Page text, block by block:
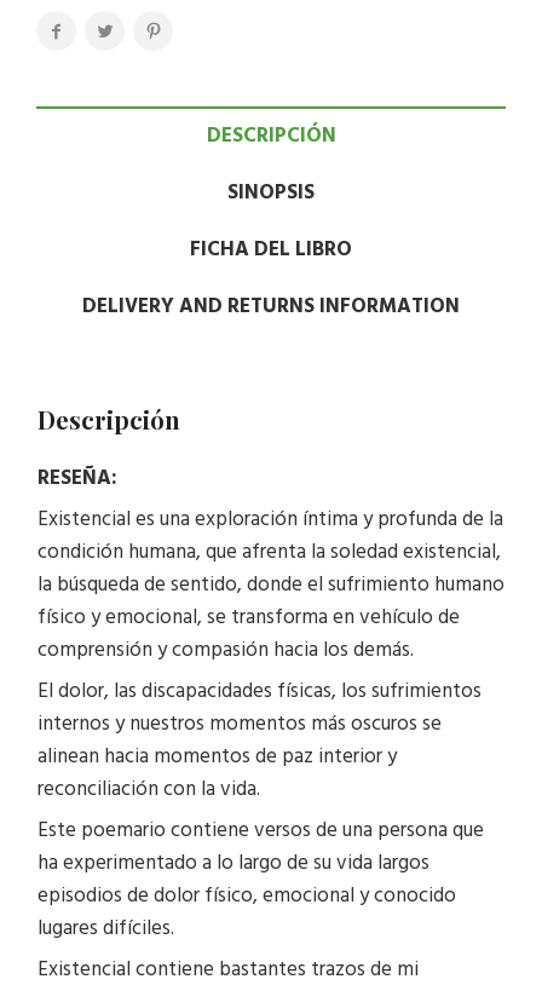
DESCRIPCIÓN
SINOPSIS
FICHA DEL LIBRO
DELIVERY AND RETURNS INFORMATION
Descripción
RESEÑA:
Existencial es una exploración íntima y profunda de la
condición humana, que afrenta la soledad existencial,
la búsqueda de sentido, donde el sufrimiento humano
físico y emocional, se transforma en vehículo de
comprensión y compasión hacia los demás.
El dolor, las discapacidades físicas, los sufrimientos
internos y nuestros momentos más oscuros se
alinean hacia momentos de paz interior y
reconciliación con la vida.
Este poemario contiene versos de una persona que
ha experimentado a lo largo de su vida largos
episodios de dolor físico, emocional y conocido
lugares difíciles.
Existencial contiene bastantes trazos de mi